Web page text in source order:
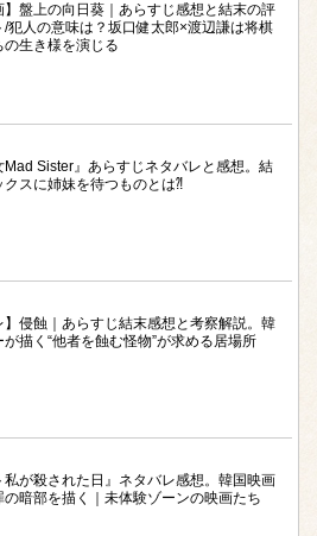
】盤上の向日葵｜あらすじ感想と結末の評
/犯人の意味は？坂口健太郎×渡辺謙は将棋
の生き様を演じる
Mad Sister』あらすじネタバレと感想。結
クスに姉妹を待つものとは⁈
】侵蝕｜あらすじ結末感想と考察解説。韓
描く“他者を蝕む怪物”が求める居場所
私が殺された日』ネタバレ感想。韓国映画
の暗部を描く｜未体験ゾーンの映画たち